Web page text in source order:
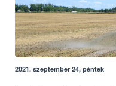
2021. szeptember 24, péntek